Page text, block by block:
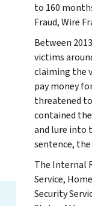
to 160
Fraud, Wire
Between
victims
claiming the
pay money
threatened
contained
and lure into
sentence,
The Internal
Service,
Security